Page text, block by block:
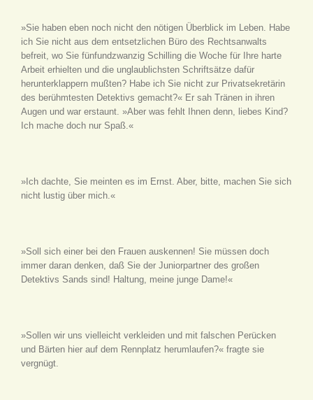
»Sie haben eben noch nicht den nötigen Überblick im Leben. Habe
ich Sie nicht aus dem entsetzlichen Büro des Rechtsanwalts
befreit, wo Sie fünfundzwanzig Schilling die Woche für Ihre harte
Arbeit erhielten und die unglaublichsten Schriftsätze dafür
herunterklappern mußten? Habe ich Sie nicht zur Privatsekretärin
des berühmtesten Detektivs gemacht?« Er sah Tränen in ihren
Augen und war erstaunt. »Aber was fehlt Ihnen denn, liebes Kind?
Ich mache doch nur Spaß.«
»Ich dachte, Sie meinten es im Ernst. Aber, bitte, machen Sie sich
nicht lustig über mich.«
»Soll sich einer bei den Frauen auskennen! Sie müssen doch
immer daran denken, daß Sie der Juniorpartner des großen
Detektivs Sands sind! Haltung, meine junge Dame!«
»Sollen wir uns vielleicht verkleiden und mit falschen Perücken
und Bärten hier auf dem Rennplatz herumlaufen?« fragte sie
vergnügt.